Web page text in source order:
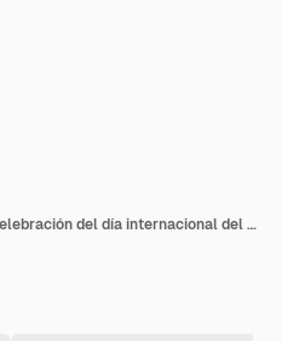
Ilustración plana para la celebración del día internacional del perro